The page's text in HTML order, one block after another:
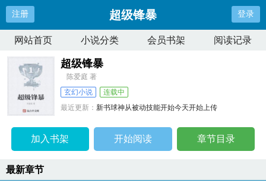
注册 超级锋暴 登录
网站首页 小说分类 会员书架 阅读记录
超级锋暴
陈爱庭 著
玄幻小说
连载中
最近更新：新书球神从被动技能开始今天开始上传
加入书架 开始阅读 章节目录
最新章节